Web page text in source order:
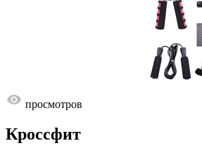
просмотров
Кроссфит